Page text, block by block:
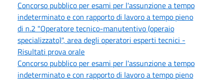
Concorso pubblico per esami per l'assunzione a tempo
indeterminato e con rapporto di lavoro a tempo pieno
di n.2 "Operatore tecnico-manutentivo (operaio
specializzato)", area degli operatori esperti tecnici -
Risultati prova orale
Concorso pubblico per esami per l'assunzione a tempo
indeterminato e con rapporto di lavoro a tempo pieno